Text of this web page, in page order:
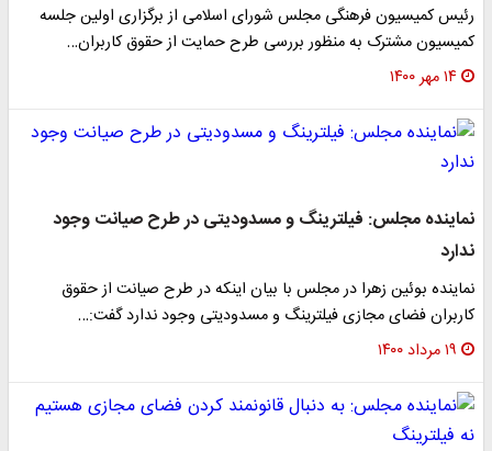
رئیس کمیسیون فرهنگی مجلس شورای اسلامی از برگزاری اولین جلسه
کمیسیون مشترک به منظور بررسی طرح حمایت از حقوق کاربران…
۱۴ مهر ۱۴۰۰
نماینده مجلس: فیلترینگ و مسدودیتی در طرح صیانت وجود
ندارد
نماینده بوئین زهرا در مجلس با بیان اینکه در طرح صیانت از حقوق
کاربران فضای مجازی فیلترینگ و مسدودیتی وجود ندارد گفت:…
۱۹ مرداد ۱۴۰۰